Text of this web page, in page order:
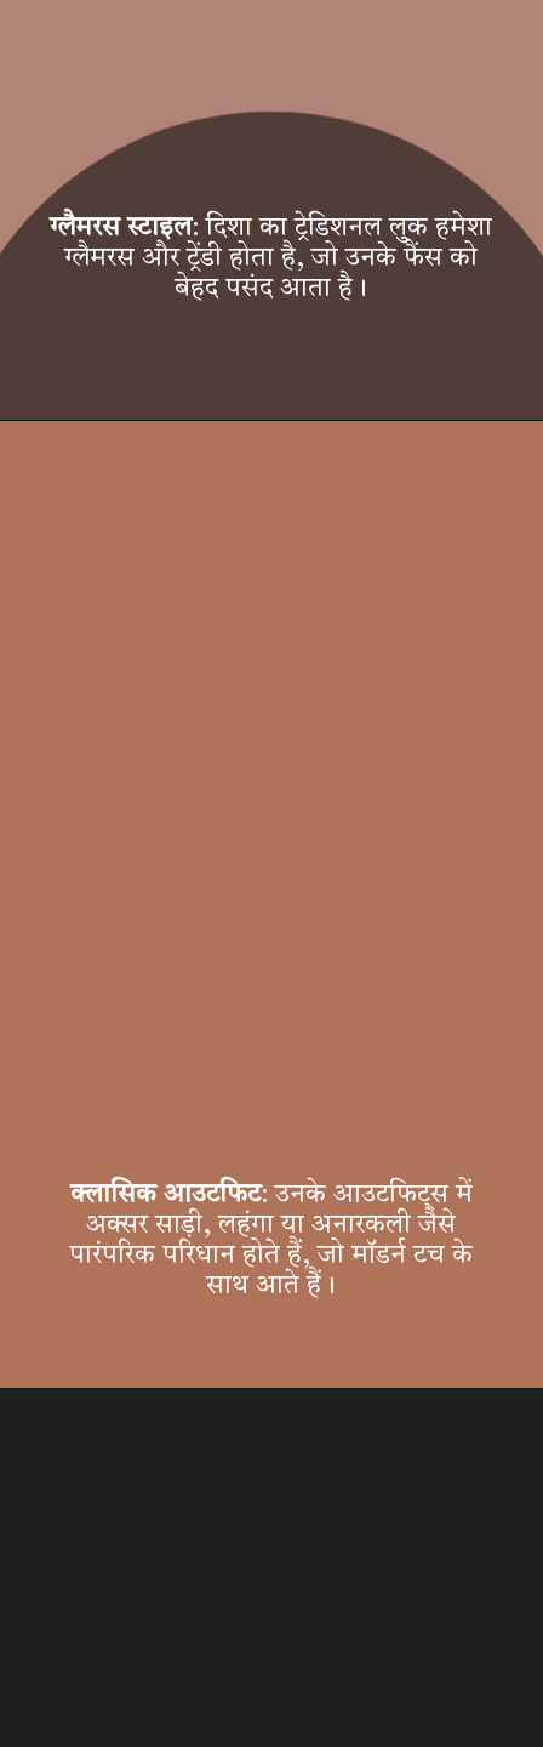
ग्लैमरस स्टाइल: दिशा का ट्रेडिशनल लुक हमेशा
ग्लैमरस और ट्रेंडी होता है, जो उनके फैंस को
बेहद पसंद आता है।
क्लासिक आउटफिट: उनके आउटफिट्स में
अक्सर साड़ी, लहंगा या अनारकली जैसे
पारंपरिक परिधान होते हैं, जो मॉडर्न टच के
साथ आते हैं।